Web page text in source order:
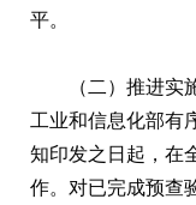
平。
（二）推进实
工业和信息化部有
知印发之日起，在
作。对已完成预查